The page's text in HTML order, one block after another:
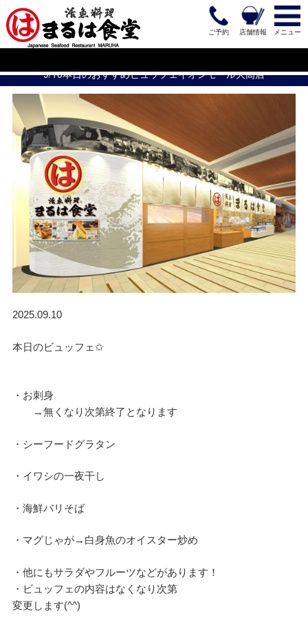
メニュー
店舗情報
ご予約
9/10本日のおすすめビュッフェイオンモール大高店
2025.09.10
本日のビュッフェ✩
・お刺身
→無くなり次第終了となります
・シーフードグラタン
・イワシの一夜干し
・海鮮バリそば
・マグじゃが→白身魚のオイスター炒め
・他にもサラダやフルーツなどがあります！
・ビュッフェの内容はなくなり次第
変更します(^^)